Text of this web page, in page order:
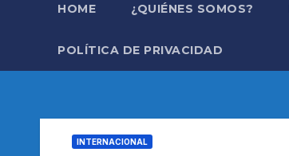
HOME ¿QUIÉNES SOMOS?
POLÍTICA DE PRIVACIDAD
INTERNACIONAL